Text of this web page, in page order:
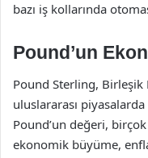
bazı iş kollarında
Pound’un
Pound Sterling, Birleşik
uluslararası
Pound’un değeri,
ekonomik büyüme,